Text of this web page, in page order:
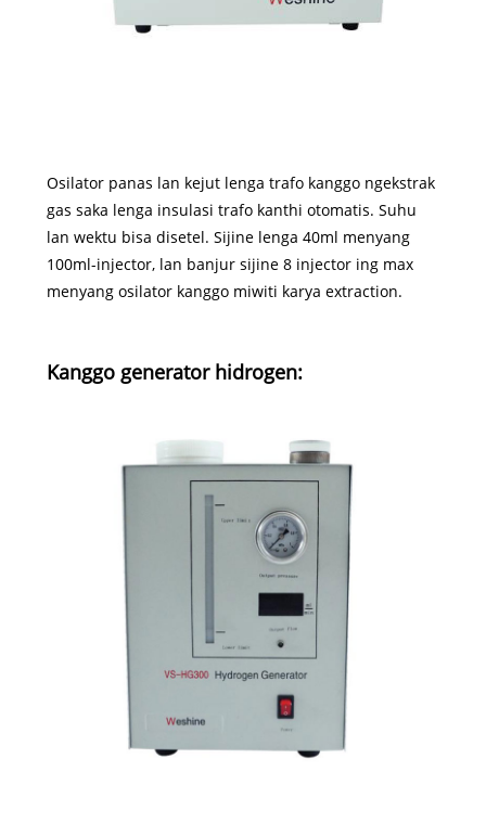
Osilator panas lan kejut lenga trafo kanggo ngekstrak
gas saka lenga insulasi trafo kanthi otomatis. Suhu
lan wektu bisa disetel. Sijine lenga 40ml menyang
100ml-injector, lan banjur sijine 8 injector ing max
menyang osilator kanggo miwiti karya extraction.
Kanggo generator hidrogen: